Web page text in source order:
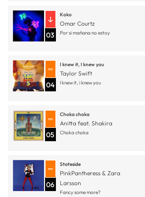
03
Koko
Omar Courtz
Por si mañana no estoy
04
I knew it, I knew you
Taylor Swift
I knew it, i knew you
05
Choka choka
Anitta feat. Shakira
Choka choka
06
Stateside
PinkPantheress & Zara
Larsson
Fancy some more?